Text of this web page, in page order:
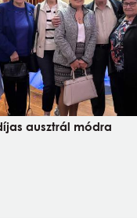
ausztrál módra